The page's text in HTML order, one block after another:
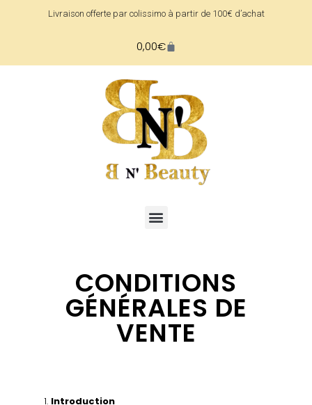
Livraison offerte par colissimo à partir de 100€ d’achat
0,00€
CONDITIONS
GÉNÉRALES DE
VENTE
Introduction